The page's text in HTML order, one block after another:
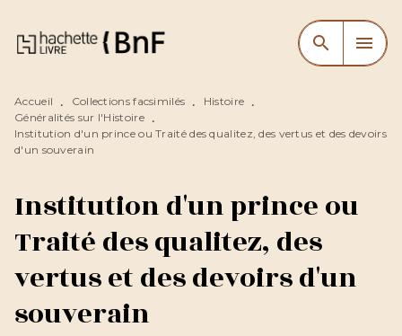
MENU RECHERCHE
CONTENU
search menu
Accueil • Collections facsimilés • Histoire •
Généralités sur l'Histoire
•
Institution d'un prince ou Traité des qualitez, des vertus et des devoirs
d'un souverain
Institution d'un prince ou
Traité des qualitez, des
vertus et des devoirs d'un
souverain